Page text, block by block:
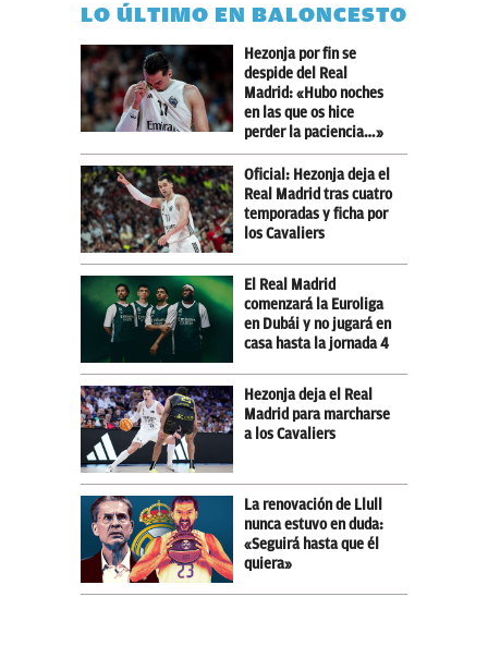
LO ÚLTIMO EN BALONCESTO
Hezonja por fin se
despide del Real
Madrid: «Hubo noches
en las que os hice
perder la paciencia…»
Oficial: Hezonja deja el
Real Madrid tras cuatro
temporadas y ficha por
los Cavaliers
El Real Madrid
comenzará la Euroliga
en Dubái y no jugará en
casa hasta la jornada 4
Hezonja deja el Real
Madrid para marcharse
a los Cavaliers
La renovación de Llull
nunca estuvo en duda:
«Seguirá hasta que él
quiera»